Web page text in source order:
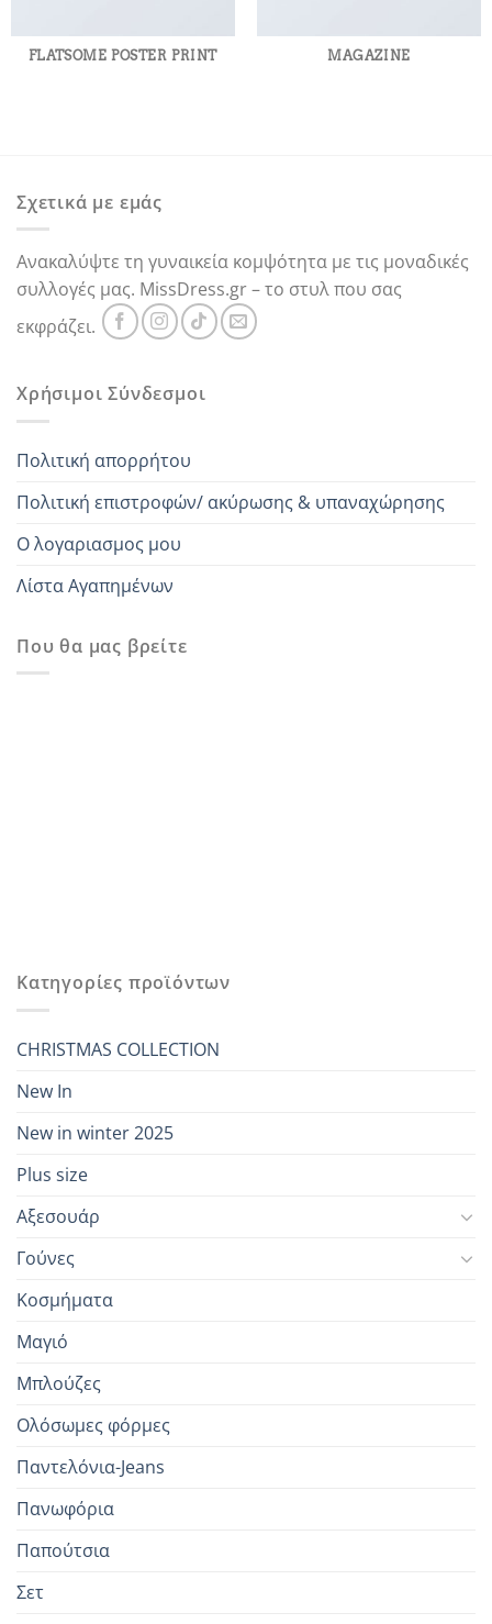
FLATSOME POSTER PRINT MAGAZINE
Σχετικά με εμάς
Ανακαλύψτε τη γυναικεία κομψότητα με τις μοναδικές
συλλογές μας. MissDress.gr – το στυλ που σας
εκφράζει.
Χρήσιμοι Σύνδεσμοι
Πολιτική απορρήτου
Πολιτική επιστροφών/ ακύρωσης & υπαναχώρησης
Ο λογαριασμος μου
Λίστα Αγαπημένων
Που θα μας βρείτε
Κατηγορίες προϊόντων
CHRISTMAS COLLECTION
New In
New in winter 2025
Plus size
Αξεσουάρ
Γούνες
Κοσμήματα
Μαγιό
Μπλούζες
Ολόσωμες φόρμες
Παντελόνια-Jeans
Πανωφόρια
Παπούτσια
Σετ